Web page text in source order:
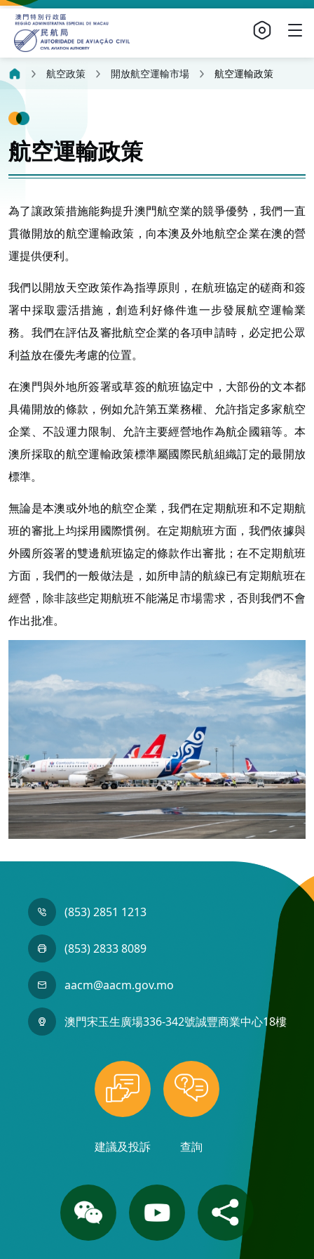
航空政策 開放航空運輸市場 航空運輸政策
航空運輸政策
為了讓政策措施能夠提升澳門航空業的競爭優勢，我們一直
貫徹開放的航空運輸政策，向本澳及外地航空企業在澳的營
運提供便利。
我們以開放天空政策作為指導原則，在航班協定的磋商和簽
署中採取靈活措施，創造利好條件進一步發展航空運輸業
務。我們在評估及審批航空企業的各項申請時，必定把公眾
利益放在優先考慮的位置。
在澳門與外地所簽署或草簽的航班協定中，大部份的文本都
具備開放的條款，例如允許第五業務權、允許指定多家航空
企業、不設運力限制、允許主要經營地作為航企國籍等。本
澳所採取的航空運輸政策標準屬國際民航組織訂定的最開放
標準。
無論是本澳或外地的航空企業，我們在定期航班和不定期航
班的審批上均採用國際慣例。在定期航班方面，我們依據與
外國所簽署的雙邊航班協定的條款作出審批；在不定期航班
方面，我們的一般做法是，如所申請的航線已有定期航班在
經營，除非該些定期航班不能滿足市場需求，否則我們不會
作出批准。
(853) 2851 1213
(853) 2833 8089
aacm@aacm.gov.mo
澳門宋玉生廣場336-342號誠豐商業中心18樓
建議及投訴 查詢